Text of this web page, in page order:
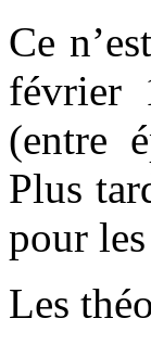
Ce
février
(entre
Plus
pour
Les